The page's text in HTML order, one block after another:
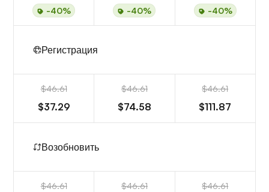
-40% -40% -40%
Регистрация
$46.61
$37.29
$46.61
$74.58
$46.61
$111.87
Возобновить
$46.61 $46.61 $46.61